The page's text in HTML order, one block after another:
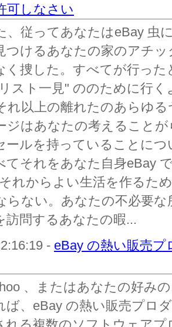
可しなさい
、従ってあなたはeBay 虫
つけるあなたの家のアチ
く捜した。すべてが行っ
スト一見" ののために行
れ以上の離れたのあらゆ
ジはあなたの考えること
ールを持っていることに
てそれをあなた自身eBay
れからよい生活を作るた
らない。あなたの不必要
訪問するあなたの暇...
- eBay の熱い販売
、またはあなたの好み
ば、eBay の熱い販売プロ